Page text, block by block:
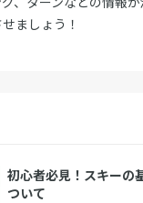
ましょう！
初心者必見！スキーの
ついて